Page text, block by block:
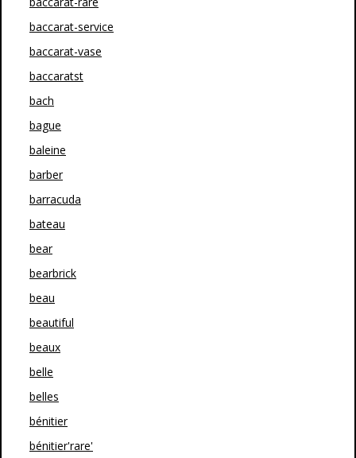
baccarat-service
baccarat-vase
baccaratst
bach
bague
baleine
barber
barracuda
bateau
bear
bearbrick
beau
beautiful
beaux
belle
belles
bénitier
bénitier'rare'